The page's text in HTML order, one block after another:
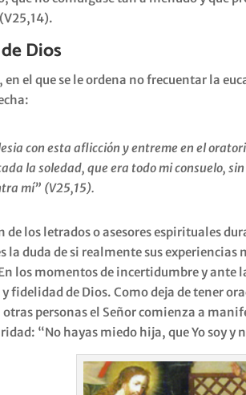
Dios
en el que se le ordena no frecuentar la
con esta aflicción y entreme en el
la soledad, que era todo mi consuelo,
mí” (V25,15).
los letrados o asesores espirituales
la duda de si realmente sus experiencias
los momentos de incertidumbre y ante
fidelidad de Dios. Como deja de tener
personas el Señor comienza a
“No hayas miedo hija, que Yo soy y